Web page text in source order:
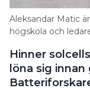
Aleksandar Matic
högskola och
Hinner
löna sig innan